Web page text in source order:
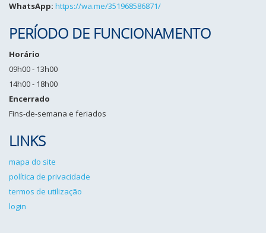
WhatsApp: https://wa.me/351968586871/
PERÍODO DE FUNCIONAMENTO
Horário
09h00 - 13h00
14h00 - 18h00
Encerrado
Fins-de-semana e feriados
LINKS
mapa do site
política de privacidade
termos de utilização
login